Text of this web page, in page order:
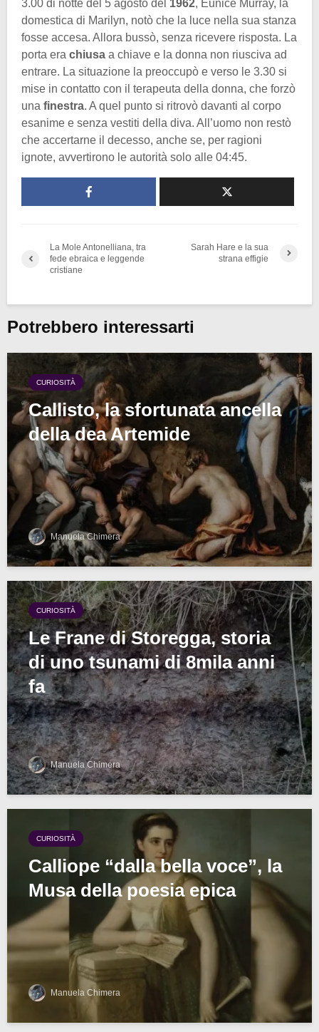
3.00 di notte del 5 agosto del 1962, Eunice Murray, la
domestica di Marilyn, notò che la luce nella sua stanza
fosse accesa. Allora bussò, senza ricevere risposta. La
porta era chiusa a chiave e la donna non riusciva ad
entrare. La situazione la preoccupò e verso le 3.30 si
mise in contatto con il terapeuta della donna, che forzò
una finestra. A quel punto si ritrovò davanti al corpo
esanime e senza vestiti della diva. All’uomo non restò
che accertarne il decesso, anche se, per ragioni
ignote, avvertirono le autorità solo alle 04:45.
La Mole Antonelliana, tra
fede ebraica e leggende
cristiane
Sarah Hare e la sua
strana effigie
Potrebbero interessarti
CURIOSITÀ
Callisto, la sfortunata ancella
della dea Artemide
Manuela Chimera
CURIOSITÀ
Le Frane di Storegga, storia
di uno tsunami di 8mila anni
fa
Manuela Chimera
CURIOSITÀ
Calliope “dalla bella voce”, la
Musa della poesia epica
Manuela Chimera